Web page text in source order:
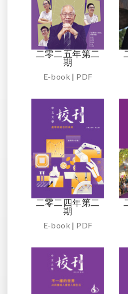
二零二五年第二
期
E-book | PDF
二零二四年第二
期
E-book | PDF